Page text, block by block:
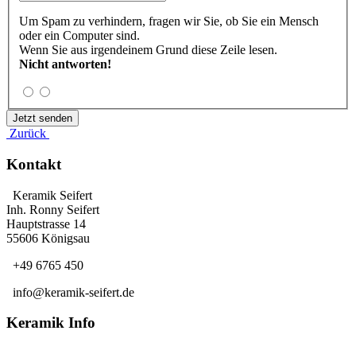
Um Spam zu verhindern, fragen wir Sie, ob Sie ein Mensch
oder ein Computer sind.
Wenn Sie aus irgendeinem Grund diese Zeile lesen.
Nicht antworten!
Zurück
Kontakt
Keramik Seifert
Inh. Ronny Seifert
Hauptstrasse 14
55606 Königsau
+49 6765 450
info@keramik-seifert.de
Keramik Info